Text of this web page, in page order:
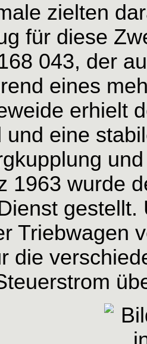
zielten
für diese
043, der
eines
erhielt
und eine
1963 wurde
Triebwagen
die